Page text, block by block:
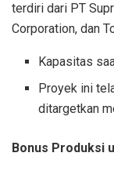
terdiri dari PT
Corporation, dan
Kapasitas
Proyek ini
ditargetkan
Bonus Produksi